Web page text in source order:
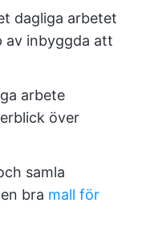
dagliga arbetet
av inbyggda att
arbete
över
samla
bra mall för